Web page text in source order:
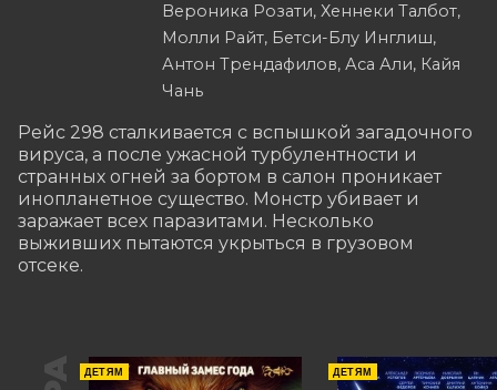
Вероника Розати, Хеннеки Талбот,
Молли Райт, Бетси-Блу Инглиш,
Антон Трендафилов, Аса Али, Кайя
Чань
Рейс 298 сталкивается с вспышкой загадочного
вируса, а после ужасной турбулентности и
странных огней за бортом в салон проникает
инопланетное существо. Монстр убивает и
заражает всех паразитами. Несколько
выживших пытаются укрыться в грузовом
отсеке.
ДЕТЯМ ДЕТЯМ